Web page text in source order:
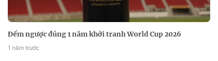
Đếm ngược đúng 1 năm khởi tranh World Cup 2026
1 năm trước